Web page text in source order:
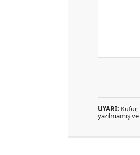
UYARI: Küfür,
yazılmamış